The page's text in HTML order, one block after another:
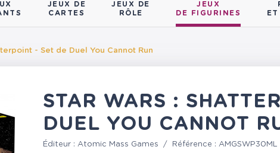
JEUX DE
CARTES
JEUX DE
RÔLE
JEUX
DE FIGURINES
ET
- Set de Duel You Cannot Run
STAR WARS :
DUEL YOU CANNOT
Éditeur :Atomic Mass Games / Référence :AMGSWP30ML